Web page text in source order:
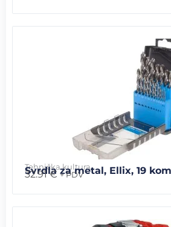
Tehnička kultura
Svrdla za metal, Ellix, 19
32.91€ + PDV